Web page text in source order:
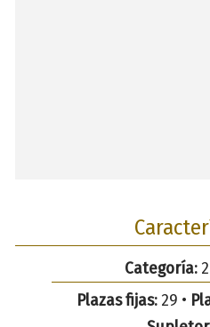
Categoría:
Plazas fijas: 29 •